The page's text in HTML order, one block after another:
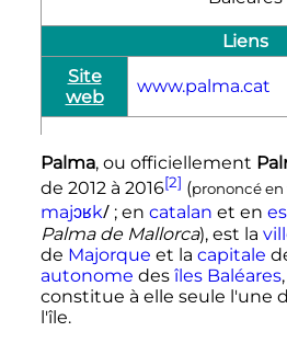
Liens
Site
web
www.palma.cat
Palma, ou officiellement
de 2012 à 2016[2] (prononcé en
majɔʁk/ ; en catalan et en
Palma de Mallorca), est la
de Majorque et la capitale
autonome des îles Baléares
constitue à elle seule l'une
l'île.